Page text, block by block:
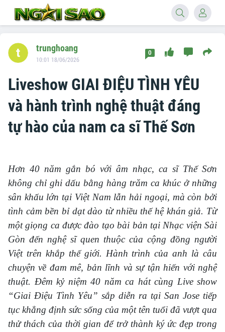
Liveshow GIAI ĐIỆU TÌNH YÊU
và hành trình nghệ thuật đáng
tự hào của nam ca sĩ Thế Sơn
trunghoang
10:01 18/06/2026
0
Hơn 40 năm gắn bó với âm nhạc, ca sĩ Thế Sơn
không chỉ ghi dấu bằng hàng trăm ca khúc ở những
sân khấu lớn tại Việt Nam lẫn hải ngoại, mà còn bởi
tình cảm bền bỉ dạt dào từ nhiều thế hệ khán giả. Từ
một giọng ca được đào tạo bài bản tại Nhạc viện Sài
Gòn đến nghệ sĩ quen thuộc của cộng đồng người
Việt trên khắp thế giới. Hành trình của anh là câu
chuyện về đam mê, bản lĩnh và sự tận hiến với nghệ
thuật. Đêm kỷ niệm 40 năm ca hát cùng Live show
“Giai Điệu Tình Yêu” sắp diễn ra tại San Jose tiếp
tục khẳng định sức sống của một tên tuổi đã vượt qua
thử thách của thời gian để trở thành ký ức đẹp trong